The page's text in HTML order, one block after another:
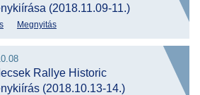
(2018.11.09-11.)
Megnyitás
Rallye Historic
(2018.10.13-14.)